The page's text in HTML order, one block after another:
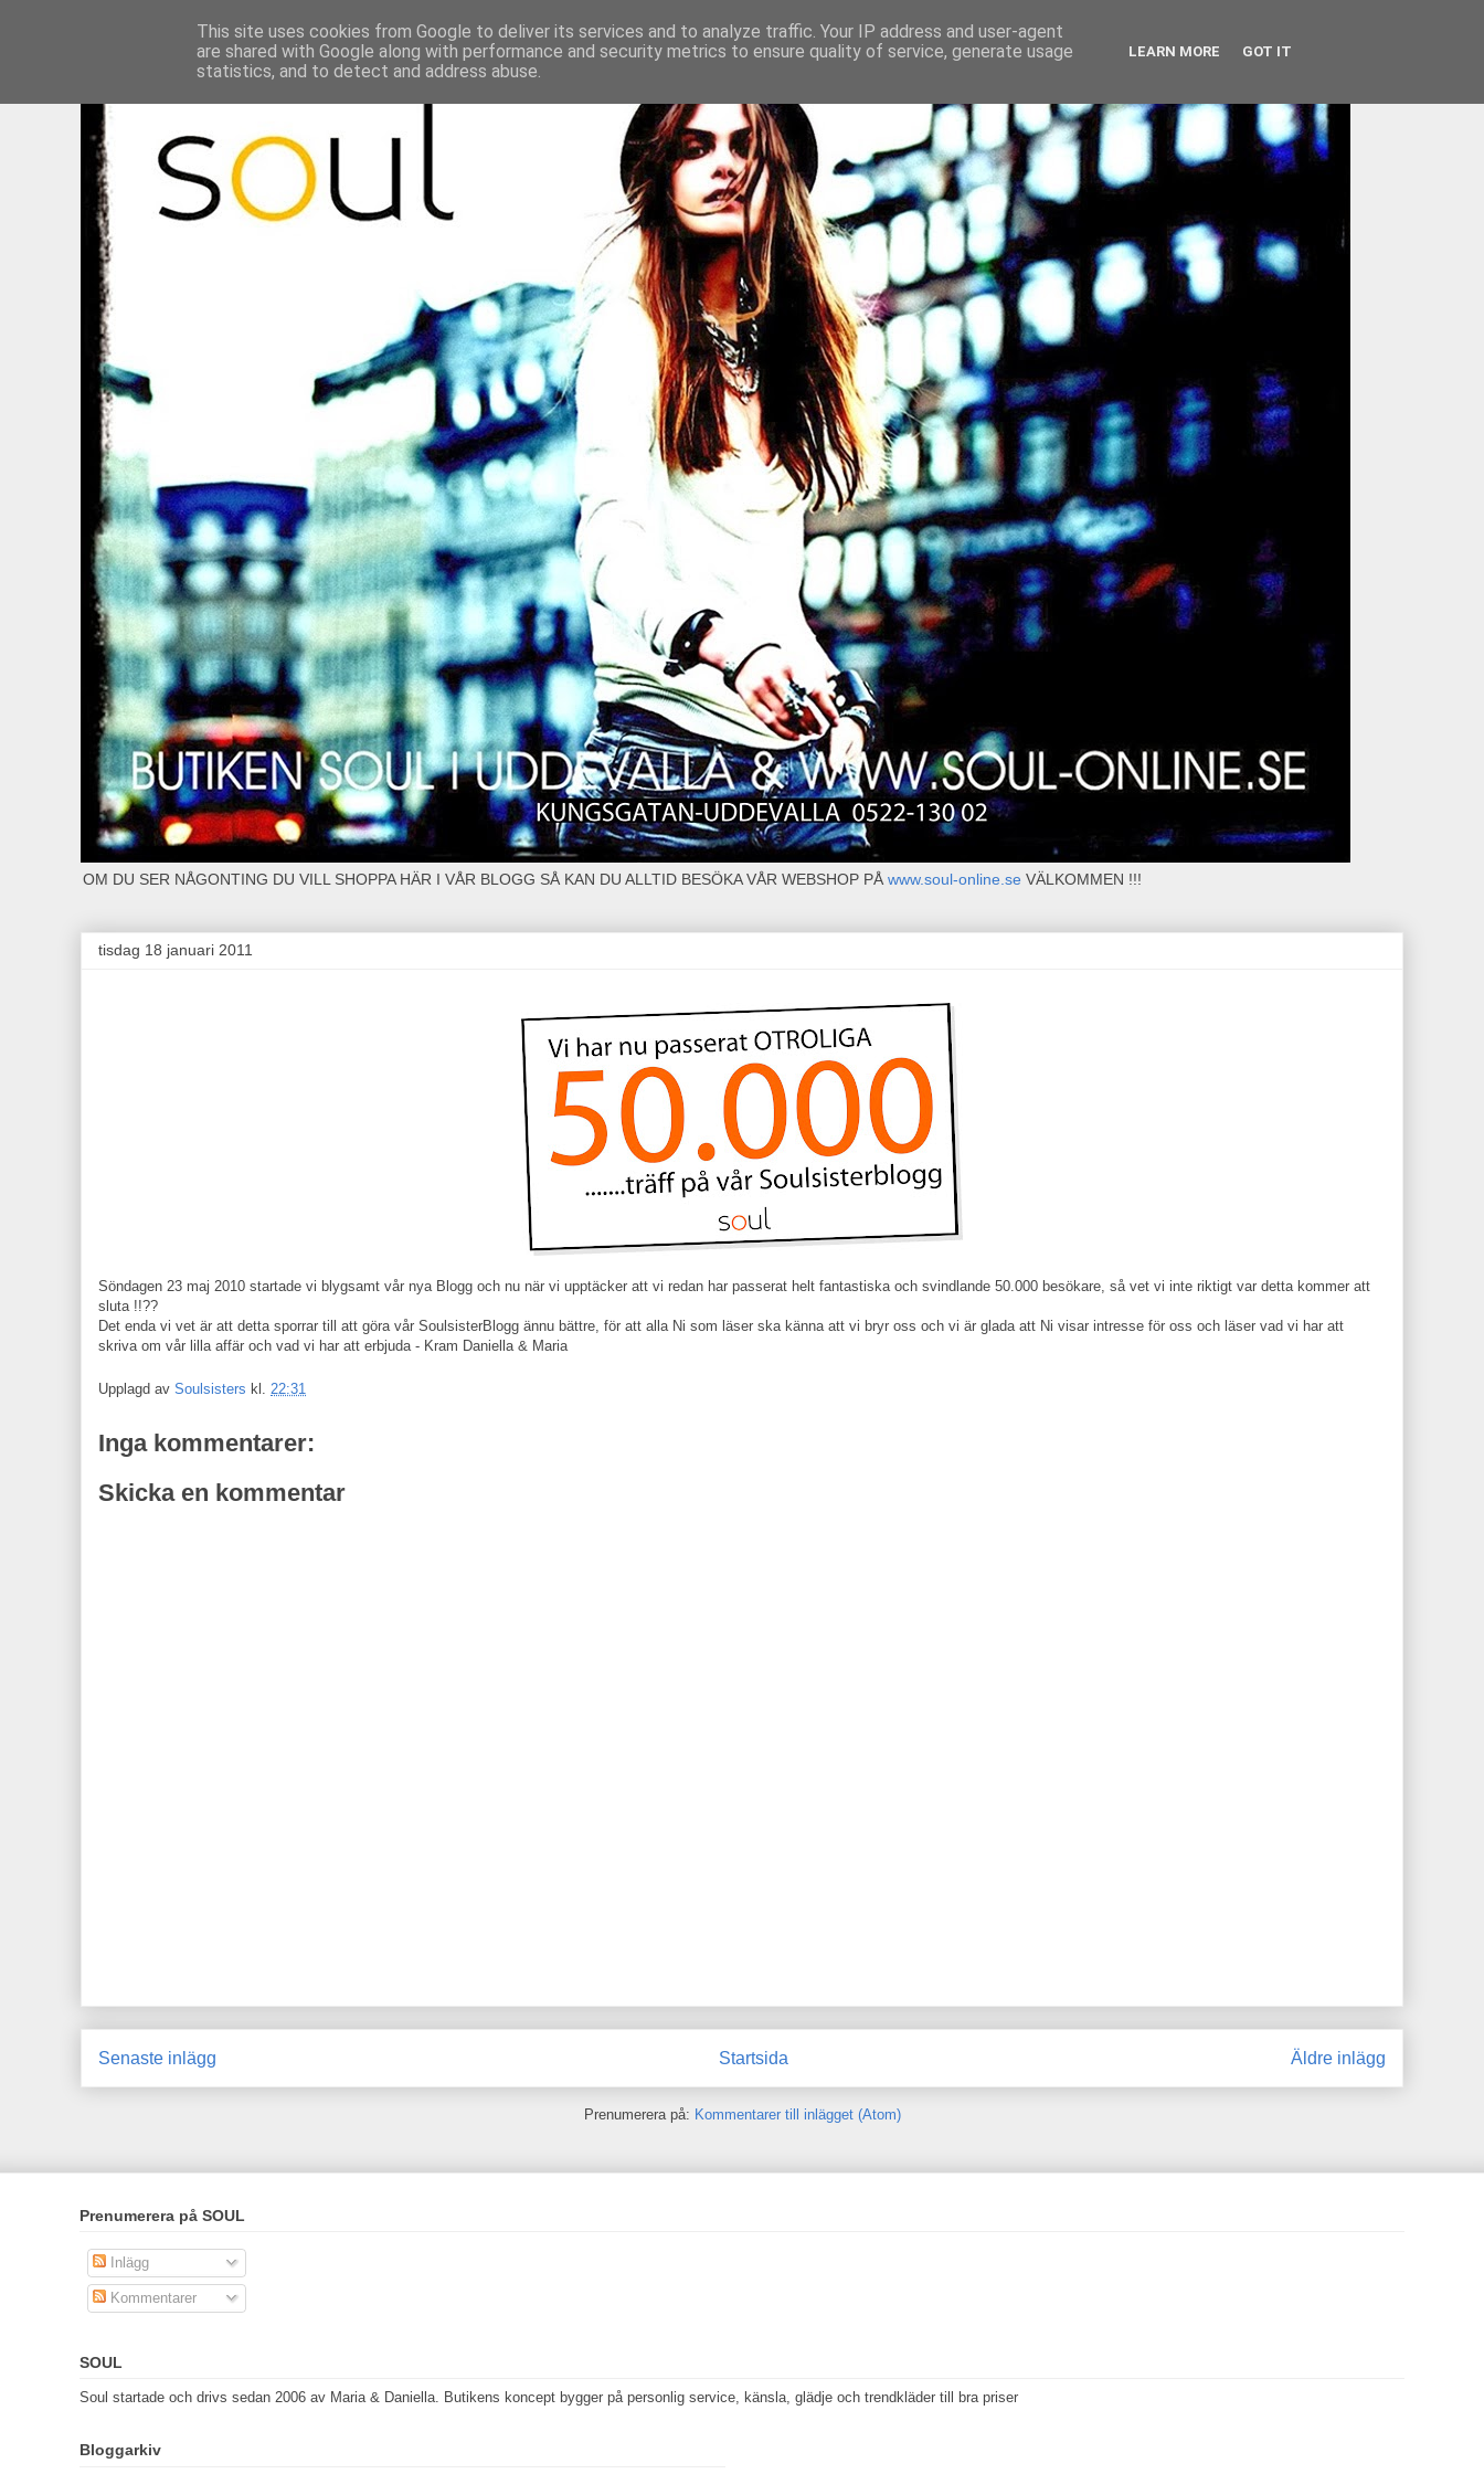
OM DU SER NÅGONTING DU VILL SHOPPA HÄR I VÅR BLOGG SÅ KAN DU ALLTID BESÖKA VÅR WEBSHOP PÅ www.soul-online.se VÄLKOMMEN !!!
tisdag 18 januari 2011
Söndagen 23 maj 2010 startade vi blygsamt vår nya Blogg och nu när vi upptäcker att vi redan har passerat helt fantastiska och svindlande 50.000 besökare, så vet vi inte riktigt var detta kommer att
sluta !!??
Det enda vi vet är att detta sporrar till att göra vår SoulsisterBlogg ännu bättre, för att alla Ni som läser ska känna att vi bryr oss och vi är glada att Ni visar intresse för oss och läser vad vi har att
skriva om vår lilla affär och vad vi har att erbjuda - Kram Daniella & Maria
Upplagd av Soulsisters kl. 22:31
Inga kommentarer:
Skicka en kommentar
Senaste inlägg Äldre inlägg
Startsida
Prenumerera på: Kommentarer till inlägget (Atom)
Prenumerera på SOUL
Inlägg
Kommentarer
SOUL
Soul startade och drivs sedan 2006 av Maria & Daniella. Butikens koncept bygger på personlig service, känsla, glädje och trendkläder till bra priser
Bloggarkiv
This site uses cookies from Google to deliver its services and to analyze traffic. Your IP address and user-agent
are shared with Google along with performance and security metrics to ensure quality of service, generate usage
statistics, and to detect and address abuse.
LEARN MORE GOT IT